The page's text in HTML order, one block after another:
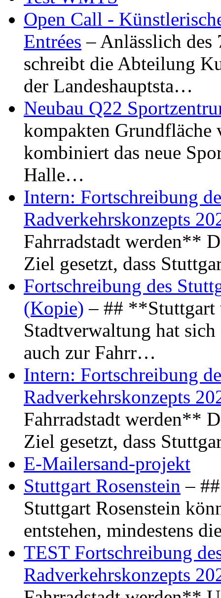
Open Call -
Entrées – Anlässlich
schreibt die Abteilung
der Landeshauptsta…
Neubau Q22
kompakten Grundfläche
kombiniert das neue
Halle…
Intern: Fortschreibung
Radverkehrskonzepts
Fahrradstadt werden**
Ziel gesetzt, dass
Fortschreibung des
(Kopie) – ## **Stuttgart
Stadtverwaltung hat
auch zur Fahrr…
Intern: Fortschreibung
Radverkehrskonzepts
Fahrradstadt werden**
Ziel gesetzt, dass
E-Mailersand-projekt
Stuttgart Rosenstein –
Stuttgart Rosenstein
entstehen, mindestens
TEST Fortschreibung
Radverkehrskonzepts